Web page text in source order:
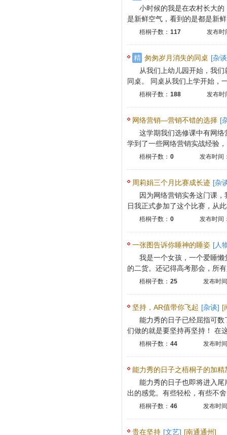
小时候的我是在农村长大
是新鲜空气，看到的是都是新
梧桐子数： 117 发布时
精 匆匆岁月消失的同桌 [杂
从我们上幼儿园开始，我
同桌。 同桌从我们上学开始，
梧桐子数： 188 发布时
网络营销—营销不错的选择 [
这学期我们选修课中有网
学到了一些网络营销实战经验
梧桐子数： 0 发布时间
周莉娟三个月比赛成长迹 [杂
因为网络营销实务这门课
日我正式参加了这个比赛，从
梧桐子数： 0 发布时间
一张图告诉你睡神的睡姿 [人
我是一个女孩，一个爱睡
的二货。还记得高考那会，所
梧桐子数： 25 发布时
坚持，AR值带你飞起 [杂谈] [
能力秀的日子已经屈指可
们做的就是要坚持再坚持！ 在
梧桐子数： 44 发布时
能力秀的日子之梧桐子的加精
能力秀的日子也即将进入
出的感觉。有些轻松，有些不
梧桐子数： 46 发布时
贵在坚持 [文艺] [南通通州]